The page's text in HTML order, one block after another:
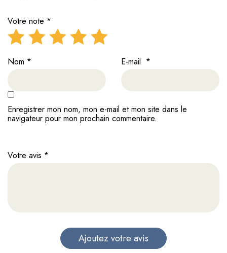
Votre note *
Votre avis *
Nom * E-mail *
Enregistrer mon nom, mon e-mail et mon site dans le
navigateur pour mon prochain commentaire.